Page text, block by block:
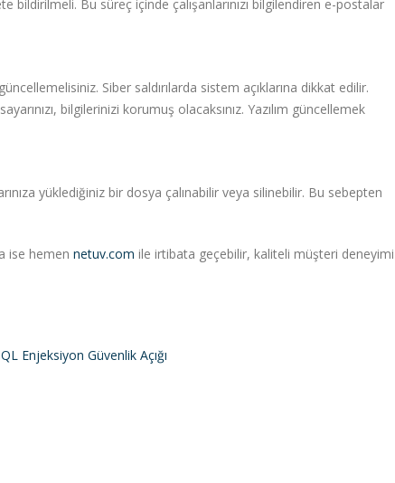
bildirilmeli. Bu süreç içinde çalışanlarınızı bilgilendiren e-postalar
Siber saldırılarda sistem açıklarına dikkat edilir.
bilgilerinizi korumuş olacaksınız. Yazılım güncellemek
yüklediğiniz bir dosya çalınabilir veya silinebilir. Bu sebepten
ise hemen netuv.com ile irtibata geçebilir, kaliteli müşteri deneyimi
Enjeksiyon Güvenlik Açığı